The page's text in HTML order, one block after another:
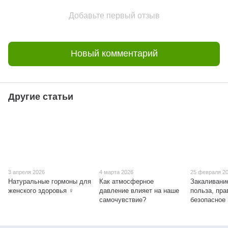
Добавьте первый отзыв
Новый комментарий
Другие статьи
3 апреля 2026
Натуральные гормоны для
женского здоровья ♀
4 марта 2026
Как атмосферное
давление влияет на наше
самочувствие?
25 февраля
польза,